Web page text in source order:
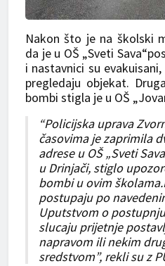
Nakon što je na školski
da je u OŠ „Sveti
i nastavnici su
pregledaju objekat.
bombi stigla je u OŠ
“Policijska uprava
časovima je zaprimila
adrese u OŠ „Sveti
u Drinjači, stiglo
bombi u ovim
postupaju po
Uputstvom o
slucaju prijetnje
napravom ili nekim
sredstvom”, rekli su z